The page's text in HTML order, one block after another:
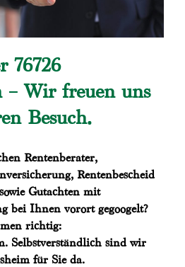
76726
– Wir freuen uns
Besuch.
Rentenberater,
Rentenbescheid
Gutachten mit
bei Ihnen vorort gegoogelt?
richtig:
Selbstverständlich sind wir
für Sie da.